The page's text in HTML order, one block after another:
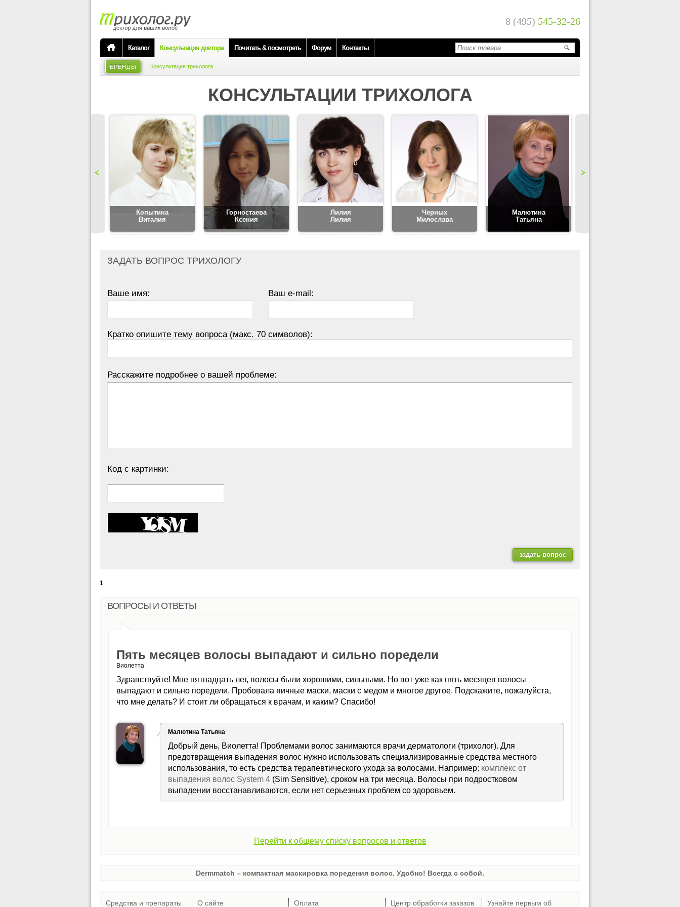
8 (495) 545-32-26
Каталог Консультация доктора Почитать & посмотреть Форум Контакты
БРЕНДЫ Консультация трихолога
КОНСУЛЬТАЦИИ ТРИХОЛОГА
Копытина
Виталия
Горностаева
Ксения
Лилия
Лилия
Черных
Милослава
Малютина
Татьяна
ЗАДАТЬ ВОПРОС ТРИХОЛОГУ
Ваше имя: Ваш e-mail:
Кратко опишите тему вопроса (макс. 70 символов):
Расскажите подробнее о вашей проблеме:
Код с картинки:
1
ВОПРОСЫ И ОТВЕТЫ
Пять месяцев волосы выпадают и сильно поредели
Виолетта
Здравствуйте! Мне пятнадцать лет, волосы были хорошими, сильными. Но вот уже как пять месяцев волосы
выпадают и сильно поредели. Пробовала яичные маски, маски с медом и многое другое. Подскажите, пожалуйста,
что мне делать? И стоит ли обращаться к врачам, и каким? Спасибо!
Малютина Татьяна
Добрый день, Виолетта! Проблемами волос занимаются врачи дерматологи (трихолог). Для
предотвращения выпадения волос нужно использовать специализированные средства местного
использования, то есть средства терапевтического ухода за волосами. Например: комплекс от
выпадения волос System 4 (Sim Sensitive), сроком на три месяца. Волосы при подростковом
выпадении восстанавливаются, если нет серьезных проблем со здоровьем.
Перейти к общему списку вопросов и ответов
Dermmatch – компактная маскировка поредения волос. Удобно! Всегда с собой.
Средства и препараты О сайте Оплата Центр обработки заказов Узнайте первым об